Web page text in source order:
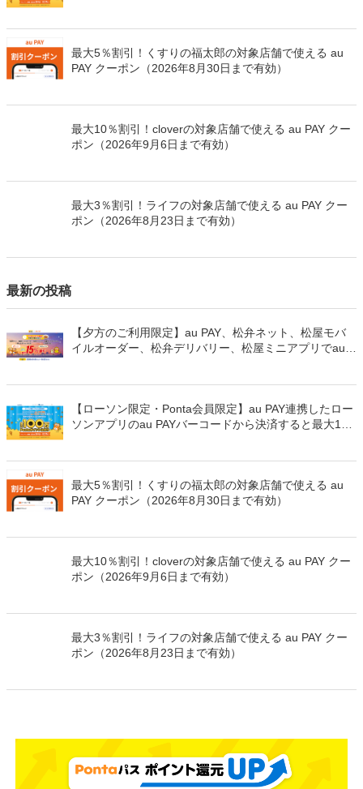
最大5％割引！くすりの福太郎の対象店舗で使える au
PAY クーポン（2026年8月30日まで有効）
最大10％割引！cloverの対象店舗で使える au PAY クー
ポン（2026年9月6日まで有効）
最大3％割引！ライフの対象店舗で使える au PAY クー
ポン（2026年8月23日まで有効）
最新の投稿
【夕方のご利用限定】au PAY、松弁ネット、松屋モバ
イルオーダー、松弁デリバリー、松屋ミニアプリでau
【ローソン限定・Ponta会員限定】au PAY連携したロー
ソンアプリのau PAYバーコードから決済すると最大100
最大5％割引！くすりの福太郎の対象店舗で使える au
PAY クーポン（2026年8月30日まで有効）
最大10％割引！cloverの対象店舗で使える au PAY クー
ポン（2026年9月6日まで有効）
最大3％割引！ライフの対象店舗で使える au PAY クー
ポン（2026年8月23日まで有効）